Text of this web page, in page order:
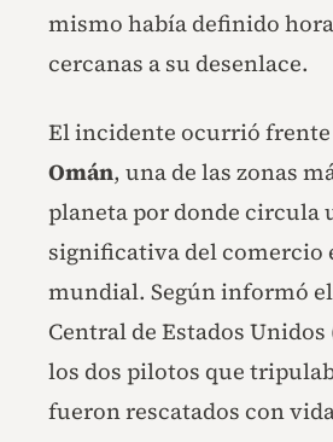
mismo había definido
cercanas a su desenlace.
El incidente ocurrió frente
Omán, una de las zonas
planeta por donde circula
significativa del comercio
mundial. Según informó
Central de Estados Unidos
los dos pilotos que
fueron rescatados con